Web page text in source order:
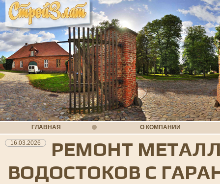
ГЛАВНАЯ О КОМПАНИИ
16.03.2026
РЕМОНТ
ВОДОСТОКОВ С